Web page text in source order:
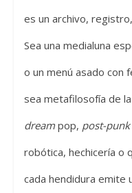
es un archivo,
Sea una medialuna
o un menú asado con
sea metafilosofía de
dreampop, post-punk
robótica, hechicería o
cada hendidura emite